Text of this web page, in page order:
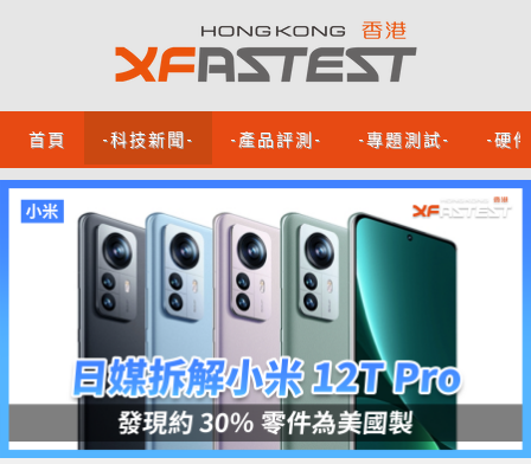
首頁 -科技新聞- -產品評測- -專題測試- -硬